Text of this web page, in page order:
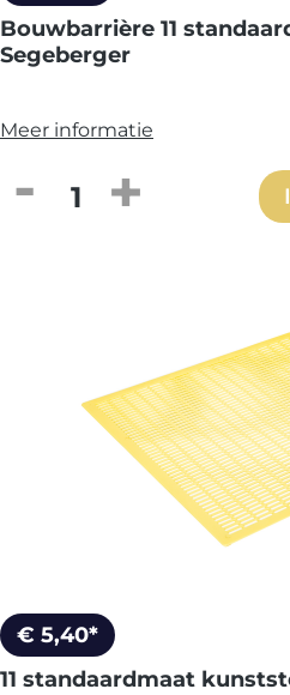
Bouwbarrière 11
Segeberger
Meer informatie
Producthoeveelheid:
€ 5,40*
11 standaardmaat